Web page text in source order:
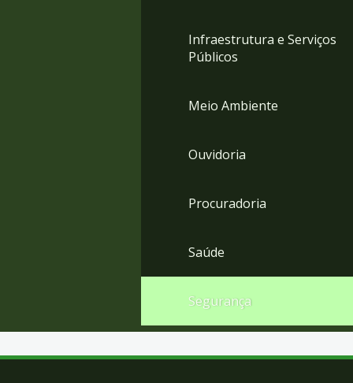
Infraestrutura e Serviços
Públicos
Meio Ambiente
Ouvidoria
Procuradoria
Saúde
Segurança